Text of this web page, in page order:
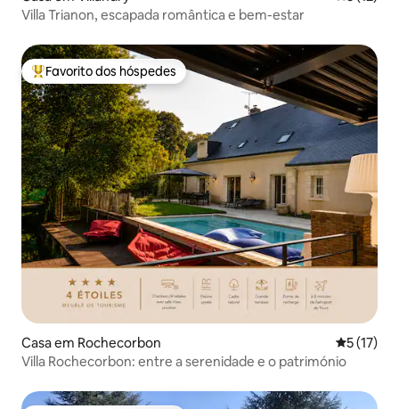
Villa Trianon, escapada romântica e bem-estar
Favoritos dos hóspedes mais apreciados
Favorito dos hóspedes
Casa em Rochecorbon
5 (17)
Villa Rochecorbon: entre a serenidade e o património